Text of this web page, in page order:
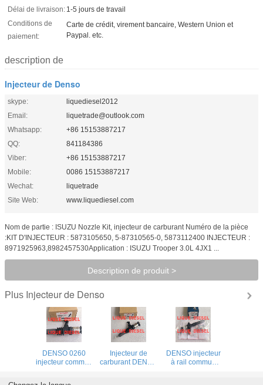
Délai de livraison: 1-5 jours de travail
Conditions de
paiement:
Carte de crédit, virement bancaire, Western Union et
Paypal. etc.
description de
Injecteur de Denso
skype:
liquediesel2012
Email:
liquetrade@outlook.com
Whatsapp:
+86 15153887217
QQ:
841184386
Viber:
+86 15153887217
Mobile:
0086 15153887217
Wechat:
liquetrade
Site Web:
www.liquediesel.com
Nom de partie : ISUZU Nozzle Kit, injecteur de carburant Numéro de la pièce
:KIT D'INJECTEUR : 5873105650, 5-87310565-0, 5873112400 INJECTEUR :
8971925963,8982457530Application : ISUZU Trooper 3.0L 4JX1 ...
Description de produit >
Plus Injecteur de Denso
DENSO 0260
injecteur commun
Injecteur de
carburant DENSO
DENSO injecteur
à rail commun